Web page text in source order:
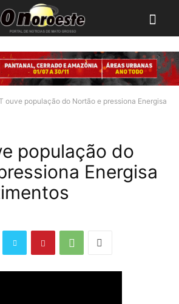
ouve população do Nortão e pressiona Energisa
população do
Energisa